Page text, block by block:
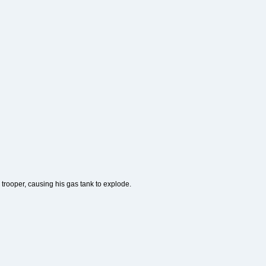
causing his gas tank to explode.